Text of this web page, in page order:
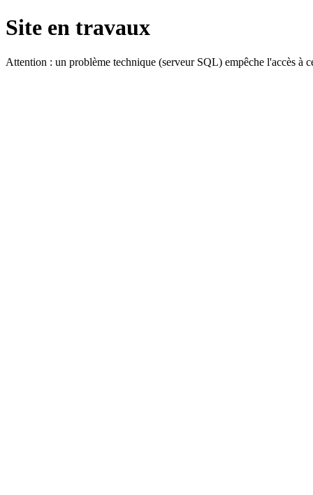
Site en travaux
Attention : un problème technique (serveur SQL) empêche l'accès à